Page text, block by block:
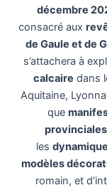
décembre
consacré aux
de Gaule et de
s’attachera à
calcaire dans
Aquitaine,
que
provinciales
les
modèles
romain, et